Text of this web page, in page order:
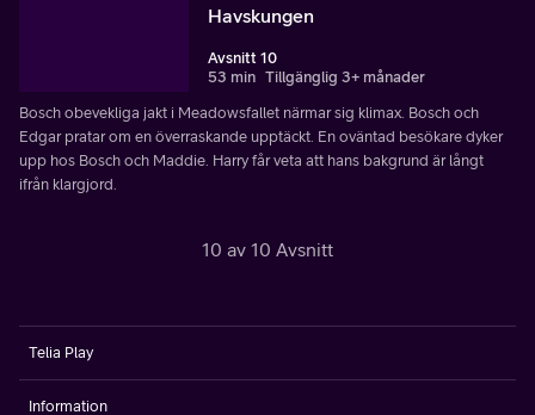
Havskungen
Avsnitt 10
53 min Tillgänglig 3+ månader
Bosch obevekliga jakt i Meadowsfallet närmar sig klimax. Bosch och
Edgar pratar om en överraskande upptäckt. En oväntad besökare dyker
upp hos Bosch och Maddie. Harry får veta att hans bakgrund är långt
ifrån klargjord.
10 av 10 Avsnitt
Telia Play
Information